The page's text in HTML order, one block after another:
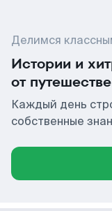
Делимся
Истории и
от
Каждый день
собственные